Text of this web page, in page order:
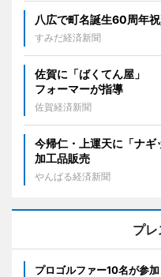
八広で町名誕生60周年
すみだ経済新聞
佐賀に「ばくてん屋」
フォーマーが指導
佐賀経済新聞
今帰仁・上運天に「ナ
加工品販売
やんばる経済新聞
プ
プロゴルファー10名が参